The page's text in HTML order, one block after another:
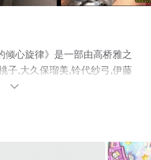
倾心旋律》是一部由高桥雅之
子,大久保瑠美,铃代纱弓,伊藤
绎的日本动漫，大结局剧情已
息可移步至豆瓣动漫、电视
